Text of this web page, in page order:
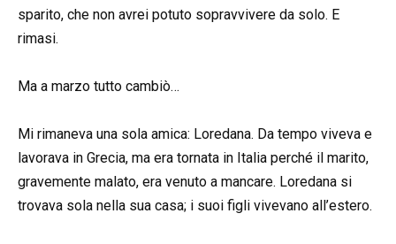
sparito, che non avrei potuto sopravvivere da solo. E
rimasi.
Ma a marzo tutto cambiò…
Mi rimaneva una sola amica: Loredana. Da tempo viveva e
lavorava in Grecia, ma era tornata in Italia perché il marito,
gravemente malato, era venuto a mancare. Loredana si
trovava sola nella sua casa; i suoi figli vivevano all’estero.